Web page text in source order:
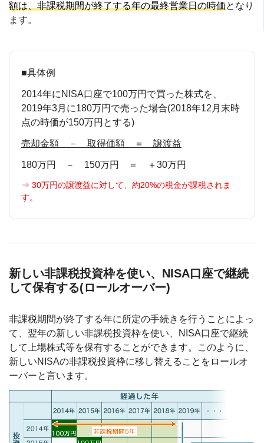
額は、非課税期間が終了する年の最終営業日の時価となり
ます。
■具体例
2014年にNISA口座で100万円で買った株式を、
2019年3月に180万円で売った場合(2018年12月末時
点の時価が150万円とする)
売却金額 － 取得価額 ＝ 譲渡益
180万円 － 150万円 ＝ ＋30万円
⇒ 30万円の譲渡益に対して、約20%の税金が課税されま
す。
新しい非課税投資枠を使い、NISA口座で継続
して保有する(ロールオーバー)
非課税期間が終了する年に所定の手続きを行うことによっ
て、翌年の新しい非課税投資枠を使い、NISA口座で継続
して上場株式等を保有することができます。このように、
新しいNISAの非課税投資枠に移し替えることをロールオ
ーバーと言います。